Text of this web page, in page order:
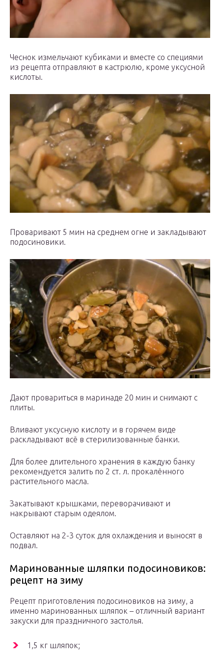
Чеснок измельчают кубиками и вместе со специями
из рецепта отправляют в кастрюлю, кроме уксусной
кислоты.
Проваривают 5 мин на среднем огне и закладывают
подосиновики.
Дают провариться в маринаде 20 мин и снимают с
плиты.
Вливают уксусную кислоту и в горячем виде
раскладывают всё в стерилизованные банки.
Для более длительного хранения в каждую банку
рекомендуется залить по 2 ст. л. прокалённого
растительного масла.
Закатывают крышками, переворачивают и
накрывают старым одеялом.
Оставляют на 2-3 суток для охлаждения и выносят в
подвал.
Маринованные шляпки подосиновиков:
рецепт на зиму
Рецепт приготовления подосиновиков на зиму, а
именно маринованных шляпок – отличный вариант
закуски для праздничного застолья.
1,5 кг шляпок;